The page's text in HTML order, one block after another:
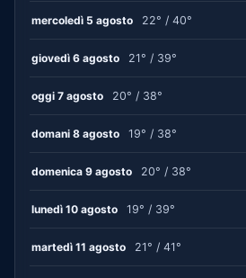
mercoledì 5 agosto 22° / 40°
giovedì 6 agosto 21° / 39°
oggi 7 agosto 20° / 38°
domani 8 agosto 19° / 38°
domenica 9 agosto 20° / 38°
lunedì 10 agosto 19° / 39°
martedì 11 agosto 21° / 41°